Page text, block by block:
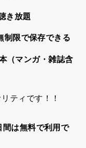
き放題
限で保存できる
（マンガ・雑誌含
ティです！！
は無料で利用で